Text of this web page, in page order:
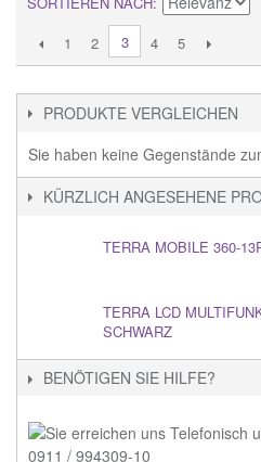
1
2 3 4 5
PRODUKTE VERGLEICHEN
Sie haben keine Gegenstände
KÜRZLICH ANGESEHENE
TERRA MOBILE 360-
TERRA LCD
CHWARZ
BENÖTIGEN SIE HILFE?